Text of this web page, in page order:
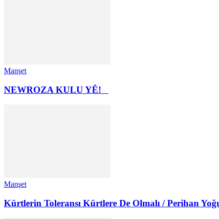
Manşet
NEWROZA KULU YÊ!
Manşet
Kürtlerin Toleransı Kürtlere De Olmalı / Perihan